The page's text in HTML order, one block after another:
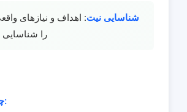
شناسایی نیت: اهداف و نیازهای
را
چالش های فنی: